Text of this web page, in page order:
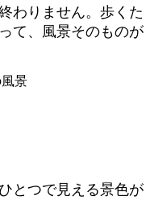
わりません。歩くた
て、風景そのものが
とつで見える景色が